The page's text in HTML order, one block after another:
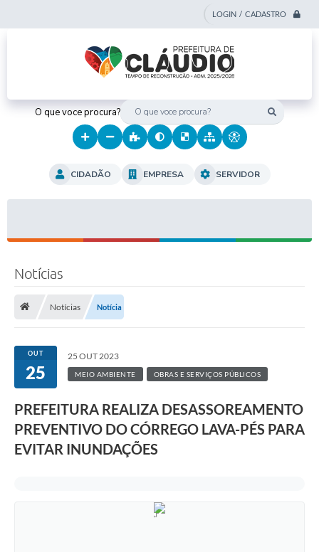
LOGIN / CADASTRO
O que voce procura?
CIDADÃO EMPRESA SERVIDOR
Notícias
Notícias Notícia
OUT
25
25 OUT 2023
MEIO AMBIENTE OBRAS E SERVIÇOS PÚBLICOS
PREFEITURA REALIZA DESASSOREAMENTO
PREVENTIVO DO CÓRREGO LAVA-PÉS PARA
EVITAR INUNDAÇÕES